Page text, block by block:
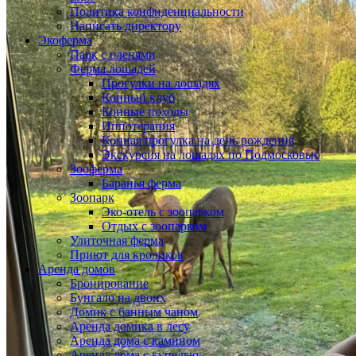
Политика конфиденциальности
Написать директору
Экоферма
Парк с оленями
Ферма лошадей
Прогулки на лошадях
Конный клуб
Конные походы
Иппотерапия
Конная прогулка на день рождения
Экскурсия на лошадях по Подмосковью
Зооферма
Баранья ферма
Зоопарк
Эко-отель с зоопарком
Отдых с зоопарком
Улиточная ферма
Приют для кроликов
Аренда домов
Бронирование
Бунгало на двоих
Домик с банным чаном
Аренда домика в лесу
Аренда дома с камином